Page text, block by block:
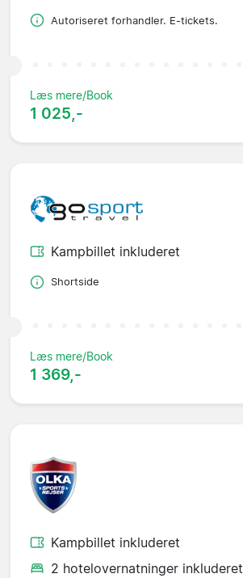
Autoriseret forhandler. E-tickets.
Læs mere/Book
1 025,-
Kampbillet inkluderet
Shortside
Læs mere/Book
1 369,-
Kampbillet inkluderet
2 hotelovernatninger inkluderet